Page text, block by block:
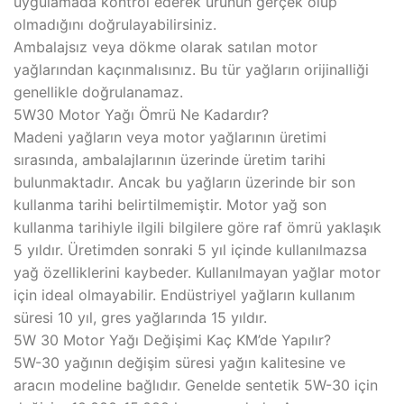
olmadığını doğrulayabilirsiniz.
Ambalajsız veya dökme olarak satılan motor
yağlarından kaçınmalısınız. Bu tür yağların orijinalliği
genellikle doğrulanamaz.
5W30 Motor Yağı Ömrü Ne Kadardır?
Madeni yağların veya motor yağlarının üretimi
sırasında, ambalajlarının üzerinde üretim tarihi
bulunmaktadır. Ancak bu yağların üzerinde bir son
kullanma tarihi belirtilmemiştir. Motor yağ son
kullanma tarihiyle ilgili bilgilere göre raf ömrü yaklaşık
5 yıldır. Üretimden sonraki 5 yıl içinde kullanılmazsa
yağ özelliklerini kaybeder. Kullanılmayan yağlar motor
için ideal olmayabilir. Endüstriyel yağların kullanım
süresi 10 yıl, gres yağlarında 15 yıldır.
5W 30 Motor Yağı Değişimi Kaç KM’de Yapılır?
5W-30 yağının değişim süresi yağın kalitesine ve
aracın modeline bağlıdır. Genelde sentetik 5W-30 için